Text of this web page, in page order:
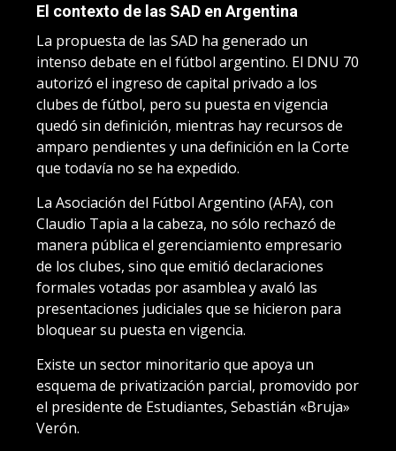
El contexto de las SAD en Argentina
La propuesta de las SAD ha generado un
intenso debate en el fútbol argentino. El DNU 70
autorizó el ingreso de capital privado a los
clubes de fútbol, pero su puesta en vigencia
quedó sin definición, mientras hay recursos de
amparo pendientes y una definición en la Corte
que todavía no se ha expedido.
La Asociación del Fútbol Argentino (AFA), con
Claudio Tapia a la cabeza, no sólo rechazó de
manera pública el gerenciamiento empresario
de los clubes, sino que emitió declaraciones
formales votadas por asamblea y avaló las
presentaciones judiciales que se hicieron para
bloquear su puesta en vigencia.
Existe un sector minoritario que apoya un
esquema de privatización parcial, promovido por
el presidente de Estudiantes, Sebastián «Bruja»
Verón.